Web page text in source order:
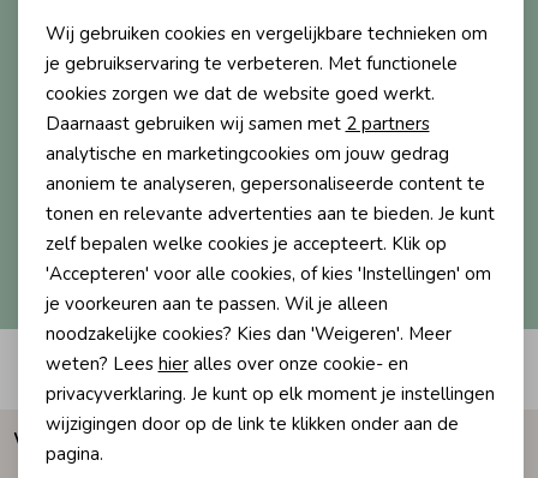
Colberts & Gilets
Boxpakjes
Rompers
Ondergoed
Regenkleding &-laarzen
Zomeraccessoires
Jurken
Rokken & Skorts
Jumpsuits
Blouses
Blazers & Gilets
Leggings
Verzorgingsproducten
Beenmode
Winteraccessoires
Altijd als eerste op de hoogte?
Ontvang nieuwe collecties, exclusieve acties én direct
10% korting* op je eerste bestelling.
Aanmelden
Hoe we met je data omgaan? Bekijk dit in onze
privacyverklaring.
Automatisch sparen voor korting
Waarom Humpy?
Noodzakelijke cookies
Personalisatie cookies
Analytische cookies
Marketing cookies
Wij gebruiken cookies en vergelijkbare technieken om
je gebruikservaring te verbeteren. Met functionele
cookies zorgen we dat de website goed werkt.
Daarnaast gebruiken wij samen met 2 partners
analytische en marketingcookies om jouw gedrag
anoniem te analyseren, gepersonaliseerde content te
tonen en relevante advertenties aan te bieden. Je kunt
zelf bepalen welke cookies je accepteert. Klik op
'Accepteren' voor alle cookies, of kies 'Instellingen' om
je voorkeuren aan te passen. Wil je alleen
noodzakelijke cookies? Kies dan 'Weigeren'. Meer
weten? Lees hieralles over onze cookie- en
privacyverklaring. Je kunt op elk moment je instellingen
wijzigingen door op de link te klikken onder aan de
pagina.